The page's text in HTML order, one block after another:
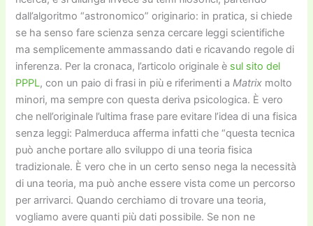
dall’algoritmo “astronomico” originario: in pratica, si chiede
se ha senso fare scienza senza cercare leggi scientifiche
ma semplicemente ammassando dati e ricavando regole di
inferenza. Per la cronaca, l’articolo originale è sul sito del
PPPL, con un paio di frasi in più e riferimenti aMatrix molto
minori, ma sempre con questa deriva psicologica. È vero
che nell’originale l’ultima frase pare evitare l’idea di una fisica
senza leggi: Palmerduca afferma infatti che “questa tecnica
può anche portare allo sviluppo di una teoria fisica
tradizionale. È vero che in un certo senso nega la necessità
di una teoria, ma può anche essere vista come un percorso
per arrivarci. Quando cerchiamo di trovare una teoria,
vogliamo avere quanti più dati possibile. Se non ne